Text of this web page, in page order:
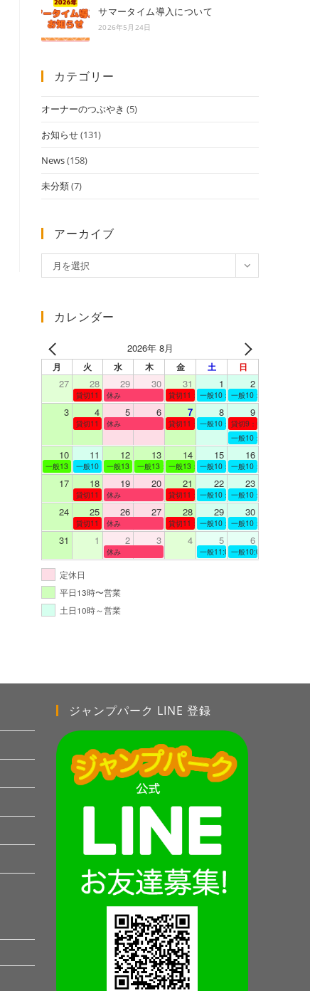
サマータイム導入について
2026年5月24日
カテゴリー
オーナーのつぶやき (5)
お知らせ(131)
News(158)
未分類(7)
アーカイブ
ー
イ
月を選択
カレンダー
2026年 8月
月 火 水 木 金 土 日
27 28 29 30 31 1 2
貸切11：00～12：00
休み 貸切11：00～12：00
一般10：00～19：00一般10：00～19：00
3 4 5 6 7 8 9
貸切11：00～12：00
休み 貸切11：00～12：00
一般10：00～19：00
貸切9：00～10：00
一般10：00～19：00
10 11 12 13 14 15 16
一般13：00～19：00
一般10：00～19：00
一般13：00～19：00
一般13：00～19：00
一般13：00～19：00
一般10：00～19：00一般10：00～19：00
17 18 19 20 21 22 23
貸切11：00～12：00
休み 貸切11：00～13：00
一般10：00～19：00一般10：00～19：00
24 25 26 27 28 29 30
貸切11：00～12：00
休み 貸切11：00～12：00
一般10：00～19：00一般10：00～19：00
31 1 2 3 4 5 6
休み 一般11:00～19:00一般10:00～19:00
定休日
平日13時〜営業
土日10時～営業
ジャンプパーク LINE 登録